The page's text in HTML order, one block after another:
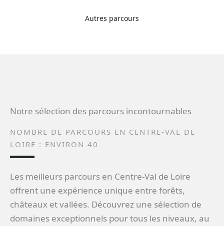
Autres parcours
Notre sélection des parcours incontournables
NOMBRE DE PARCOURS EN CENTRE-VAL DE
LOIRE : ENVIRON 40
Les meilleurs parcours en Centre-Val de Loire
offrent une expérience unique entre forêts,
châteaux et vallées. Découvrez une sélection de
domaines exceptionnels pour tous les niveaux, au